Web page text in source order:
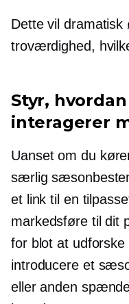
Dette vil dramatisk
troværdighed,
Styr,
interagerer
Uanset om du
særlig
et link til en
markedsføre til dit
for blot at
introducere et
eller anden